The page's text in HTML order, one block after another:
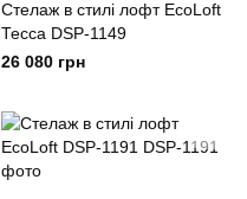
Стелаж в стилі лофт EcoLoft
Тесса DSP-1149
26 080 грн